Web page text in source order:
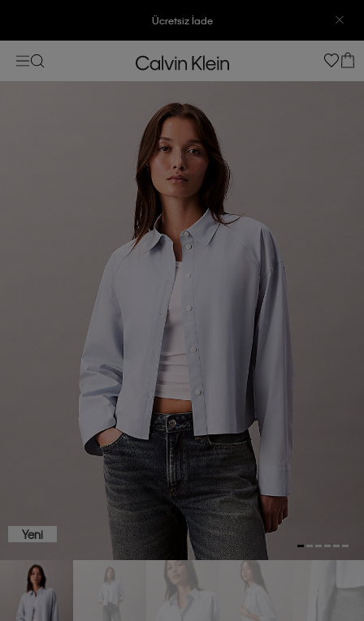
Ücretsiz İade
3500 TL Üzeri Ücretsiz Kargo
7500 TL Ve Üzeri Alışverişlerinizde 6 Taksit İmkanı
Yeni